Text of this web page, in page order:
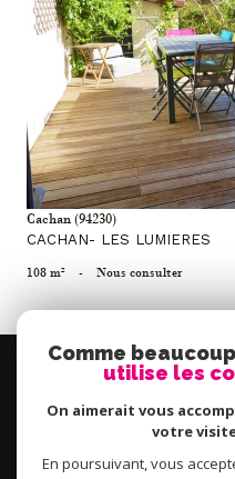
Cachan (94230)
CACHAN- LES LUMIERES
108 m² - Nous consulter
Comme
utilise les
On aimerait vous
votre
En poursuivant, vous